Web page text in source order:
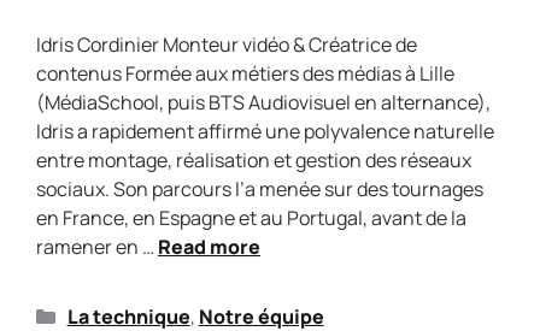
Idris Cordinier Monteur vidéo & Créatrice de
contenus Formée aux métiers des médias à Lille
(MédiaSchool, puis BTS Audiovisuel en alternance),
Idris a rapidement affirmé une polyvalence naturelle
entre montage, réalisation et gestion des réseaux
sociaux. Son parcours l’a menée sur des tournages
en France, en Espagne et au Portugal, avant de la
ramener en … Read more
La technique, Notre équipe